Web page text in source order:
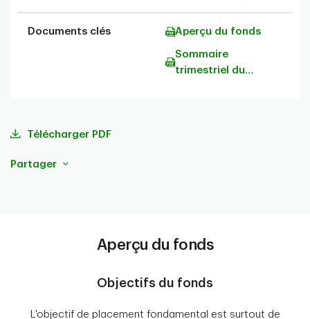
Documents clés Aperçu du fonds
Sommaire
trimestriel du
Télécharger PDF
Partager
Aperçu du fonds
Objectifs du fonds
L'objectif de placement fondamental est surtout de